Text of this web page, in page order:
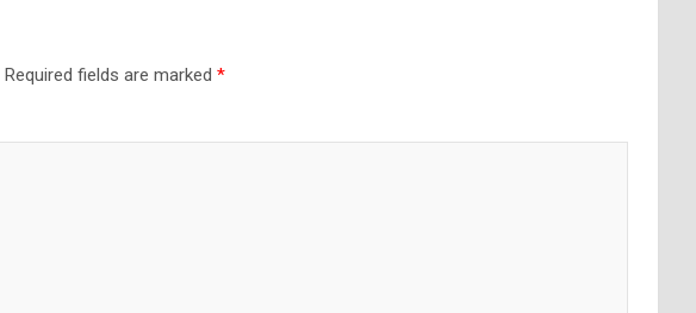
Required fields are marked *